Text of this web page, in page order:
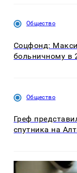
Общество
Соцфонд:
больничному в
Общество
Греф
спутника на